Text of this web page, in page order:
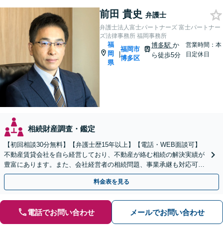
前田 貴史 弁護士
弁護士法人富士パートナーズ 富士パートナー
ズ法律事務所 福岡事務所
福
岡
県
|
福岡市
博多区
博多駅 か
ら徒歩5分
営業時間：本
日定休日
相続財産調査・鑑定
【初回相談30分無料】【弁護士歴15年以上】【電話・WEB面談可】
不動産賃貸会社を自ら経営しており、不動産が絡む相続の解決実績が
豊富にあります。また、会社経営者の相続問題、事業承継も対応可能
です。有利な結果が得られるよう尽力いたします。
料金表を見る
電話でお問い合わせ メールでお問い合わせ